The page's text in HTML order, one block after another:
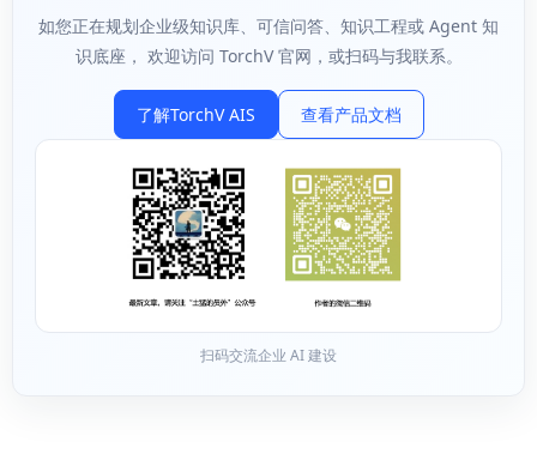
如您正在规划企业级知识库、可信问答、知识工程或 Agent 知
识底座， 欢迎访问 TorchV 官网，或扫码与我联系。
了解TorchV AIS 查看产品文档
扫码交流企业 AI 建设